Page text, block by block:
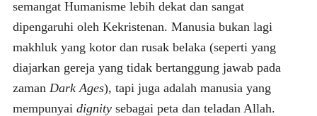
semangat Humanisme lebih dekat dan sangat
dipengaruhi oleh Kekristenan. Manusia bukan lagi
makhluk yang kotor dan rusak belaka (seperti yang
diajarkan gereja yang tidak bertanggung jawab pada
zaman Dark Ages), tapi juga adalah manusia yang
mempunyai dignitysebagai peta dan teladan Allah.